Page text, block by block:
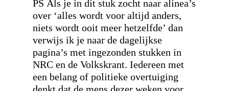
PS Als je in dit stuk zocht naar alinea’s
over ‘alles wordt voor altijd anders,
niets wordt ooit meer hetzelfde’ dan
verwijs ik je naar de dagelijkse
pagina’s met ingezonden stukken in
NRC en de Volkskrant. Iedereen met
een belang of politieke overtuiging